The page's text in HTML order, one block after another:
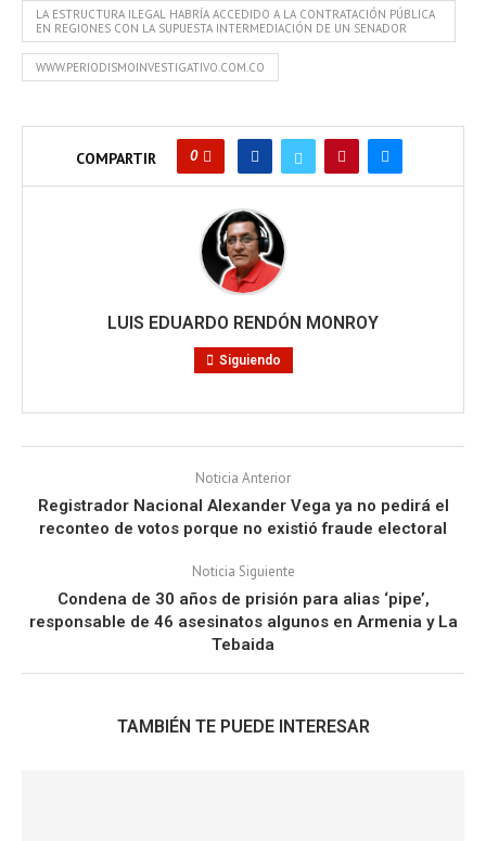
LA ESTRUCTURA ILEGAL HABRÍA ACCEDIDO A LA CONTRATACIÓN PÚBLICA
EN REGIONES CON LA SUPUESTA INTERMEDIACIÓN DE UN SENADOR
WWW.PERIODISMOINVESTIGATIVO.COM.CO
COMPARTIR 0
LUIS EDUARDO RENDÓN MONROY
Siguiendo
Noticia Anterior
Registrador Nacional Alexander Vega ya no pedirá el
reconteo de votos porque no existió fraude electoral
Noticia Siguiente
Condena de 30 años de prisión para alias ‘pipe’,
responsable de 46 asesinatos algunos en Armenia y La
Tebaida
TAMBIÉN TE PUEDE INTERESAR